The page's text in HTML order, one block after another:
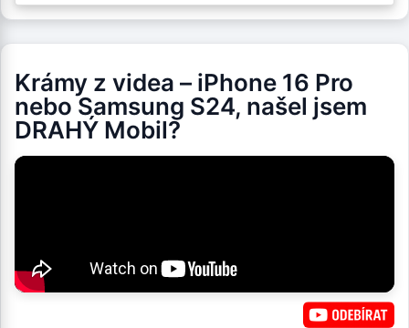
Krámy z videa – iPhone 16 Pro
nebo Samsung S24, našel jsem
DRAHÝ Mobil?